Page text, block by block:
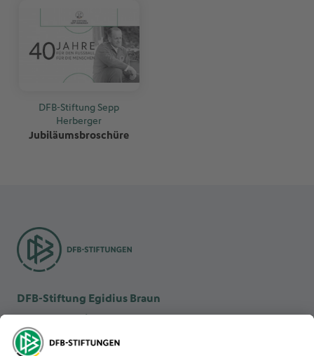
DFB-Stiftung Sepp
Herberger
Jubiläumsbroschüre
DFB-Stiftung Egidius Braun
DFB-Stiftung Sepp Herberger